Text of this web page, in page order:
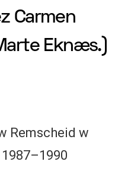
Carmen
Eknæs.)
Remscheid w